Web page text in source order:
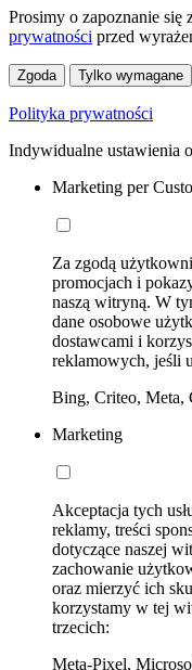
Prosimy o zapoznanie się
prywatności przed
Zgoda Tylko wymagane
Polityka prywatności
Indywidualne ustawienia
Marketing per
Za zgodą
promocjach i
naszą witryną. W
dane osobowe
dostawcami i
reklamowych, jeśli
Bing, Criteo, Meta,
Marketing
Akceptacja tych
reklamy, treści
dotyczące naszej
zachowanie
oraz mierzyć ich
korzystamy w tej
trzecich:
Meta-Pixel,